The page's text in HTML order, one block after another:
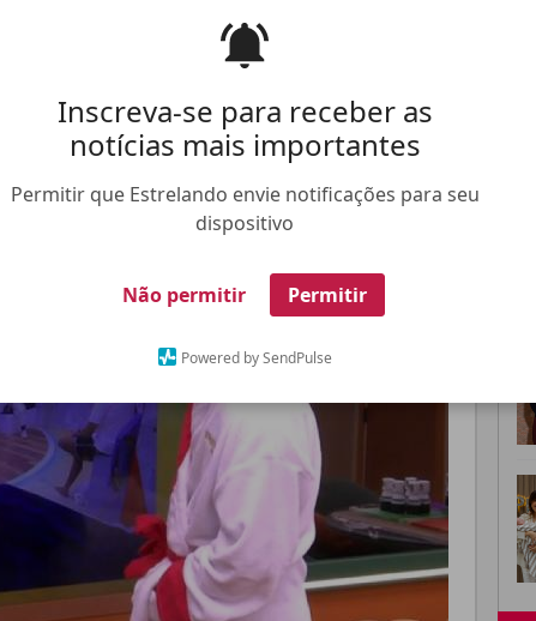
Inscreva-se para receber as
notícias mais importantes
Permitir que Estrelando envie notificações para seu
dispositivo
Não permitir Permitir
Powered by SendPulse
do programa
Whatsapp
CONOSCO ANUNCIE NO ESTRELANDO TRABALHE NO